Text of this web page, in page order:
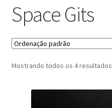
Checkout
Minha Conta
Space Gits
Battletech
Space Gits
Mostrando todos os 4 resultados